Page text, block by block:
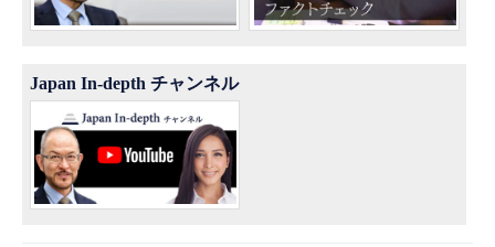
Japan In-depth チャンネル